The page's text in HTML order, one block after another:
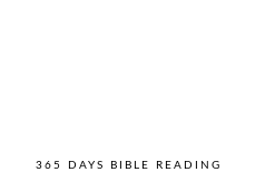
365 DAYS BIBLE READING